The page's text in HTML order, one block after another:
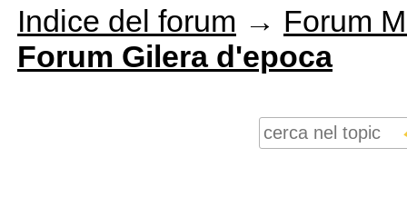
Indice del forum → Forum
Forum Gilera d'epoca